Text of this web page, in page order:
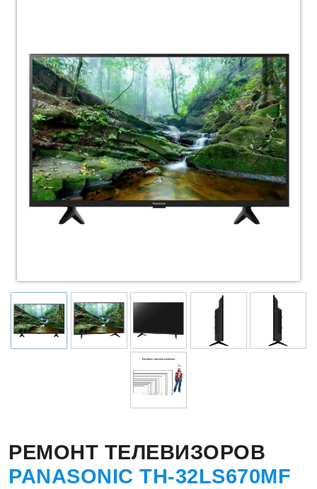
РЕМОНТ ТЕЛЕВИЗОРОВ
PANASONIC TH-32LS670MF